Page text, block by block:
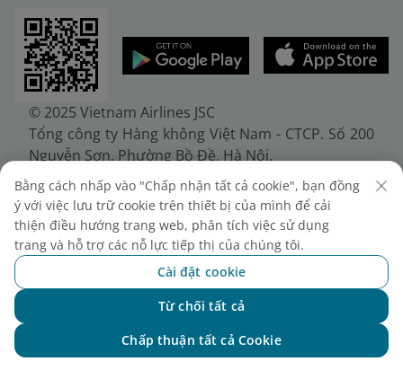
© 2025 Vietnam Airlines JSC
Tổng công ty Hàng không Việt Nam - CTCP. Số 200
Nguyễn Sơn, Phường Bồ Đề, Hà Nội.
Điện thoại: (+84-24) 38272289. Fax: (+84-24)
38722375
Giấy chứng nhận đăng ký doanh nghiệp, mã số
doanh nghiệp 0100107518, đăng ký lần đầu ngày
30/6/2010, đăng ký thay đổi lần thứ 10 ngày
24/7/2025, cấp bởi Sở Tài chính Thành phố Hà Nội.
Bằng cách nhấp vào "Chấp nhận tất cả cookie", bạn đồng
ý với việc lưu trữ cookie trên thiết bị của mình để cải
thiện điều hướng trang web, phân tích việc sử dụng
trang và hỗ trợ các nỗ lực tiếp thị của chúng tôi.
Cài đặt cookie
Từ chối tất cả
Chấp thuận tất cả Cookie